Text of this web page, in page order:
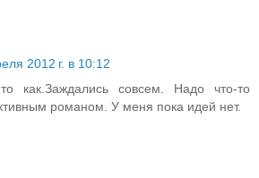
2012 г. в 10:12
как.Заждались совсем. Надо что-то
романом. У меня пока идей нет.